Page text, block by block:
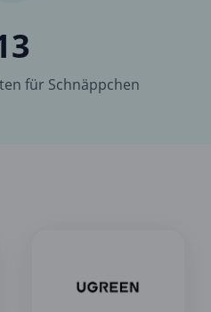
für Schnäppchen